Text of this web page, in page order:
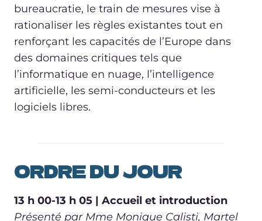
bureaucratie, le train de mesures vise à
rationaliser les règles existantes tout en
renforçant les capacités de l’Europe dans
des domaines critiques tels que
l’informatique en nuage, l’intelligence
artificielle, les semi-conducteurs et les
logiciels libres.
ORDRE DU JOUR
13 h 00-13 h 05 | Accueil et introduction
Présenté par Mme Monique Calisti, Martel